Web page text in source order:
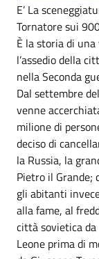
E’ La
Tornatore sui
È la storia di
l’assedio della
nella Seconda
Dal settembre
venne
milione di
deciso di
la Russia, la
Pietro il Grande;
gli abitanti
alla fame, al
città sovietica
Leone prima di